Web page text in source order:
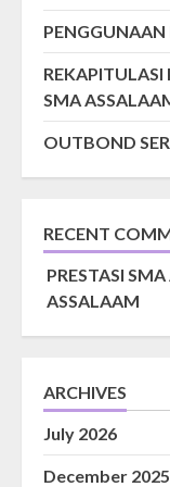
SMA
OUTBOND
RECENT
PRESTASI
ASSALAAM
ARCHIVES
July 2026
December 2025